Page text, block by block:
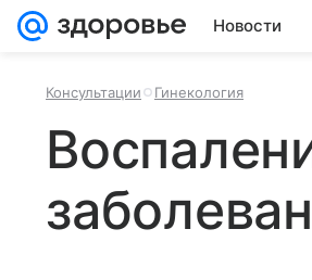
Новости
Консультации Гинекология